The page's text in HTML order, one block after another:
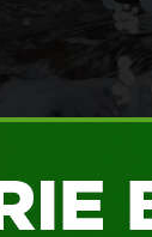
înalt
parapante